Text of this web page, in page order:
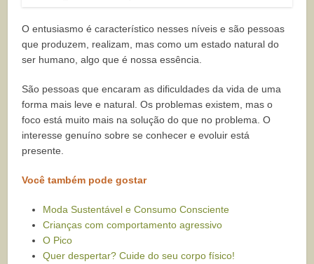
O entusiasmo é característico nesses níveis e são pessoas
que produzem, realizam, mas como um estado natural do
ser humano, algo que é nossa essência.
São pessoas que encaram as dificuldades da vida de uma
forma mais leve e natural. Os problemas existem, mas o
foco está muito mais na solução do que no problema. O
interesse genuíno sobre se conhecer e evoluir está
presente.
Você também pode gostar
Moda Sustentável e Consumo Consciente
Crianças com comportamento agressivo
O Pico
Quer despertar? Cuide do seu corpo físico!